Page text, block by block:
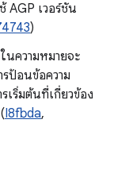
AGP เวอร์ชัน
)
ในความหมายจะ
ป้อนข้อความ
เริ่มต้นที่เกี่ยวข้อง
I8fbda,